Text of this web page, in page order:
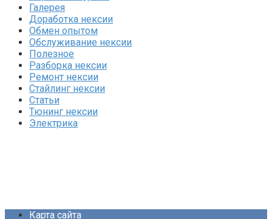
Галерея
Доработка нексии
Обмен опытом
Обслуживание нексии
Полезное
Разборка нексии
Ремонт нексии
Стайлинг нексии
Статьи
Тюнинг нексии
Электрика
Карта сайта